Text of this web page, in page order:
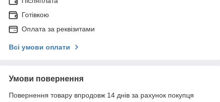
Готівкою
Оплата за реквізитами
Всі умови оплати
Умови повернення
Повернення товару впродовж 14 днів за рахунок покупця